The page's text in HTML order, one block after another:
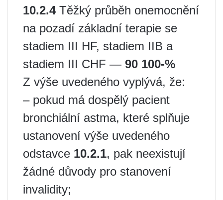
10.2.4Těžký průběh onemocnění
na pozadí základní terapie se
stadiem III HF, stadiem IIB a
stadiem III CHF — 90 100-%
Z výše uvedeného vyplývá, že:
– pokud má dospělý pacient
bronchiální astma, které splňuje
ustanovení výše uvedeného
odstavce 10.2.1, pak neexistují
žádné důvody pro stanovení
invalidity;